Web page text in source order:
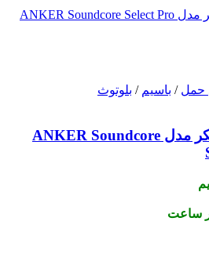
حمل / باسیم / بلوتوث
اسپیکر بلوتوثی انکر مدل ANKER Soundcore